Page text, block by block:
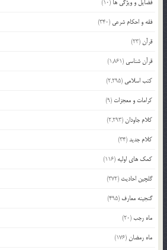
فضایل و ویژگی ها (10)
فقه و احکام شرعی (340)
قرآن(23)
قرآن شناسی (1,861)
کتب اسلامی (2,295)
کرامات و معجزات (9)
کلام جاودان(2,293)
کلام جدید(34)
کمک های اولیه (116)
گلچین احادیث (372)
گنجینه معارف (495)
ماه رجب(20)
ماه رمضان(176)